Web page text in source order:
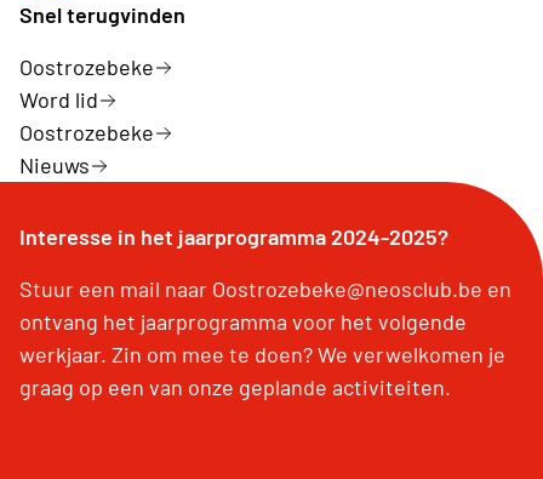
Snel terugvinden
Oostrozebeke
Word lid
Oostrozebeke
Nieuws
Interesse in het jaarprogramma 2024-2025?
Stuur een mail naar Oostrozebeke@neosclub.be en
ontvang het jaarprogramma voor het volgende
werkjaar. Zin om mee te doen? We verwelkomen je
graag op een van onze geplande activiteiten.